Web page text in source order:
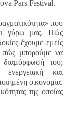
Pars Festival.
που
γύρω μας. Πώς
έχουμε εμείς
πώς μπορούμε να
διαμόρφωσή του;
και
οικονομία,
της οποίας